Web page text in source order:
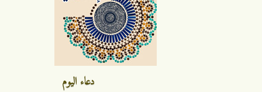
دعاء اليوم